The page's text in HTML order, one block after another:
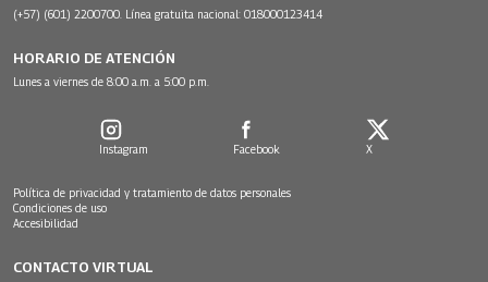
(+57) (601) 2200700. Línea gratuita nacional: 018000123414
HORARIO DE ATENCIÓN
Lunes a viernes de 8:00 a.m. a 5:00 p.m.
Instagram Facebook X
Política de privacidad y tratamiento de datos personales
Condiciones de uso
Accesibilidad
CONTACTO VIRTUAL